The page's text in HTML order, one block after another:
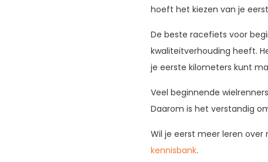
hoeft het kiezen van je
De beste racefiets voor
kwaliteitverhouding heeft.
je eerste kilometers kunt
Veel beginnende
Daarom is het verstandig
Wil je eerst meer leren
kennisbank.